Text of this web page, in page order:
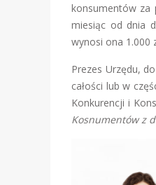
konsumentów za
miesiąc od dnia
wynosi ona 1.000
Prezes Urzędu,
całości lub w
Konkurencji i
Kosnumentów z